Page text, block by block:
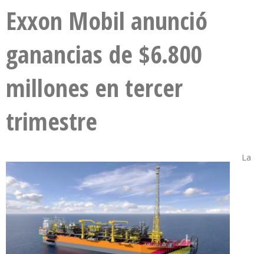
Exxon Mobil anunció
ganancias de $6.800
millones en tercer
trimestre
La